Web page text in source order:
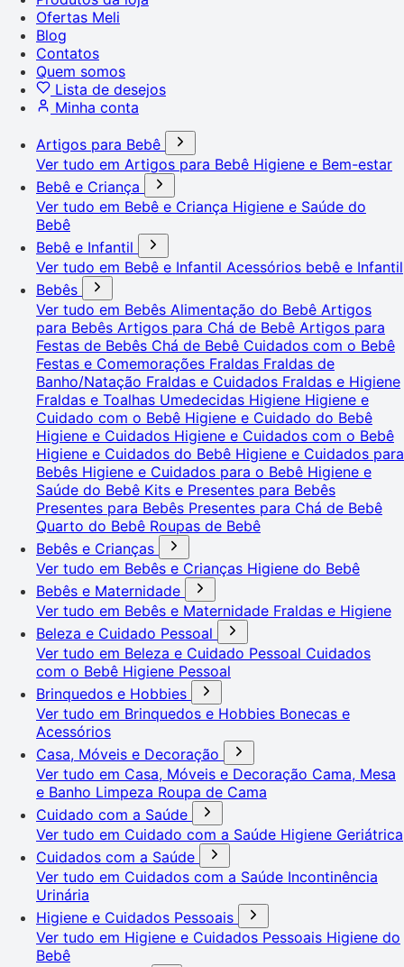
Ofertas Meli
Blog
Contatos
Quem somos
Lista de desejos
Minha conta
Artigos para Bebê
Ver tudo em Artigos para Bebê Higiene e Bem-estar
Bebê e Criança
Ver tudo em Bebê e Criança Higiene e Saúde do
Bebê
Bebê e Infantil
Ver tudo em Bebê e Infantil Acessórios bebê e Infantil
Bebês
Ver tudo em Bebês Alimentação do Bebê Artigos
para Bebês Artigos para Chá de Bebê Artigos para
Festas de Bebês Chá de Bebê Cuidados com o Bebê
Festas e Comemorações Fraldas Fraldas de
Banho/Natação Fraldas e Cuidados Fraldas e Higiene
Fraldas e Toalhas Umedecidas Higiene Higiene e
Cuidado com o Bebê Higiene e Cuidado do Bebê
Higiene e Cuidados Higiene e Cuidados com o Bebê
Higiene e Cuidados do Bebê Higiene e Cuidados para
Bebês Higiene e Cuidados para o Bebê Higiene e
Saúde do Bebê Kits e Presentes para Bebês
Presentes para Bebês Presentes para Chá de Bebê
Quarto do Bebê Roupas de Bebê
Bebês e Crianças
Ver tudo em Bebês e Crianças Higiene do Bebê
Bebês e Maternidade
Ver tudo em Bebês e Maternidade Fraldas e Higiene
Beleza e Cuidado Pessoal
Ver tudo em Beleza e Cuidado Pessoal Cuidados
com o Bebê Higiene Pessoal
Brinquedos e Hobbies
Ver tudo em Brinquedos e Hobbies Bonecas e
Acessórios
Casa, Móveis e Decoração
Ver tudo em Casa, Móveis e Decoração Cama, Mesa
e Banho Limpeza Roupa de Cama
Cuidado com a Saúde
Ver tudo em Cuidado com a Saúde Higiene Geriátrica
Cuidados com a Saúde
Ver tudo em Cuidados com a Saúde Incontinência
Urinária
Higiene e Cuidados Pessoais
Ver tudo em Higiene e Cuidados Pessoais Higiene do
Bebê